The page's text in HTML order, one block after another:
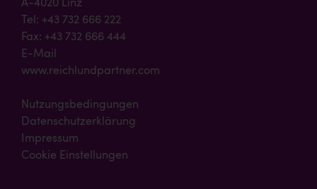
A-4020 Linz
Tel: +43 732 666 222
Fax: +43 732 666 444
E-Mail
www.reichlundpartner.com
Nutzungsbedingungen
Datenschutzerklärung
Impressum
Cookie Einstellungen